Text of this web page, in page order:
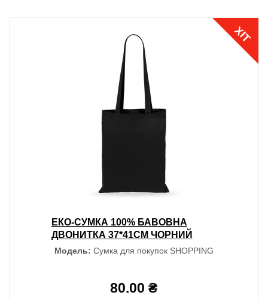
ХІТ
ЕКО-СУМКА 100% БАВОВНА
ДВОНИТКА 37*41СМ ЧОРНИЙ
Модель: Сумка для покупок SHOPPING
80.00 ₴